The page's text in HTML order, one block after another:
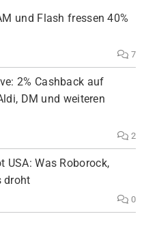
und Flash fressen 40%
7
2% Cashback auf
DM und weiteren
2
USA: Was Roborock,
droht
0